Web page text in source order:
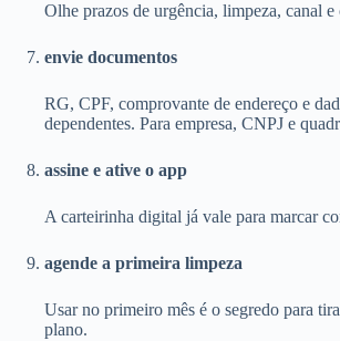
Olhe prazos de urgência, limpeza, canal e
envie documentos
RG, CPF, comprovante de endereço e
dependentes. Para empresa, CNPJ e
assine e ative o app
A carteirinha digital já vale para marcar
agende a primeira limpeza
Usar no primeiro mês é o segredo para
plano.